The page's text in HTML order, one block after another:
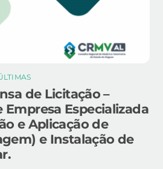
de Licitação –
Especializada
e Aplicação de
e Instalação de